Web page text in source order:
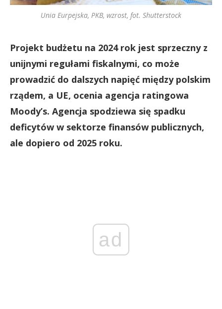
Unia Eurpejska, PKB, wzrost, fot. Shutterstock
Projekt budżetu na 2024 rok jest sprzeczny z
unijnymi regułami fiskalnymi, co może
prowadzić do dalszych napięć między polskim
rządem, a UE, ocenia agencja ratingowa
Moody’s. Agencja spodziewa się spadku
deficytów w sektorze finansów publicznych,
ale dopiero od 2025 roku.
ad